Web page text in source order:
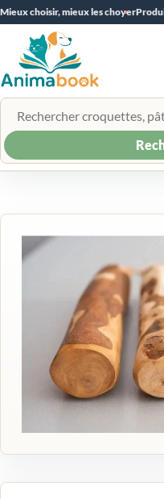
Mieux choisir, mieux les choyer
Rechercher un produit